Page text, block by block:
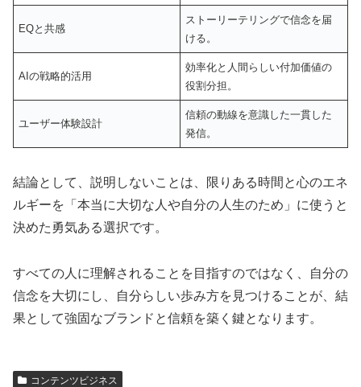
EQと共感
ストーリーテリングで信念を届
ける。
AIの戦略的活用
効率化と人間らしい付加価値の
役割分担。
ユーザー体験設計
信頼の動線を意識した一貫した
発信。
結論として、説明しないことは、限りある時間と心のエネ
ルギーを「本当に大切な人や自分の人生のため」に使うと
決めた勇気ある選択です。
すべての人に理解されることを目指すのではなく、自分の
信念を大切にし、自分らしい歩み方を見つけることが、結
果として強固なブランドと信頼を築く鍵となります。
コンテンツビジネス